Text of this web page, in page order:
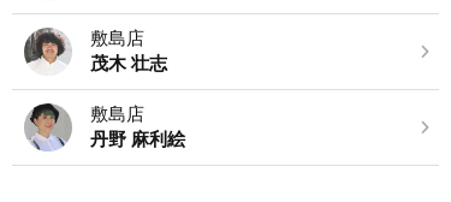
敷島店
茂木 壮志
敷島店
丹野 麻利絵